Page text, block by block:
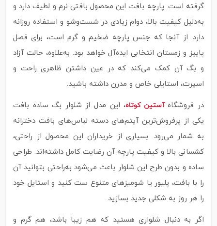
گرفته است. پارچه بافت این محصول بافتی نرم و لطیف دارد و
به‌دلیل کیفیت بالا، دوام زیادی در شست‌وشو و استفاده روزانه
دارد. از آنجا که جنس پارچه ضخیم و گرم است، برای فصل
پاییز و زمستان انتخابی ایده‌آل خواهد بود. به‌علاوه، حالت آزاد
و بگ آن کمک می‌کند که در عین داشتن ظاهری راحت و
اسپرت، استایلی خاص و مدرن داشته باشید.
در فروشگاهآستین کوتاه، این مدل از شلوار بگ ساده بافت
یکی از پرفروش‌ترین آیتم‌های دسته لباس‌های بافت دخترانه
به شمار می‌رود. بسیاری از خریداران این محصول از راحتی،
کشسانی بالا و کیفیت پارچه آن رضایت کامل داشته‌اند. طراحی
ساده و بدون طرح این شلوار باعث می‌شود به‌راحتی بتوانید آن
را با بافت، پلیور یا شومیزهای متنوع ست کنید و استایل خود
را هر روز به شکلی جدید بسازید.
اگر به دنبال شلواری هستید که هم زیبا باشد، هم گرم و